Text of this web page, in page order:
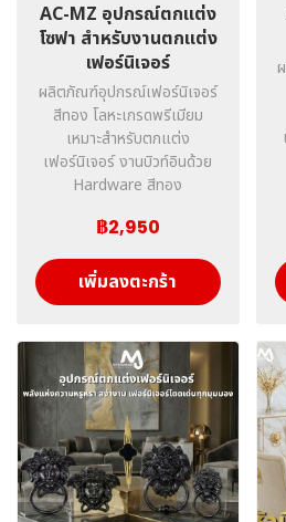
AC-MZ อุปกรณ์ตกแต่ง
โซฟา สำหรับงานตกแต่ง
เฟอร์นิเจอร์
ผลิตภัณฑ์อุปกรณ์เฟอร์นิเจอร์
สีทอง โลหะเกรดพรีเมียม
เหมาะสำหรับตกแต่ง
เฟอร์นิเจอร์ งานบิวท์อินด้วย
Hardware สีทอง
฿2,950
เพิ่มลงตะกร้า